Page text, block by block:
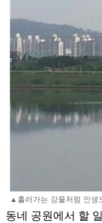
▲흘러가는 강물처럼 인생
동네 공원에서 할